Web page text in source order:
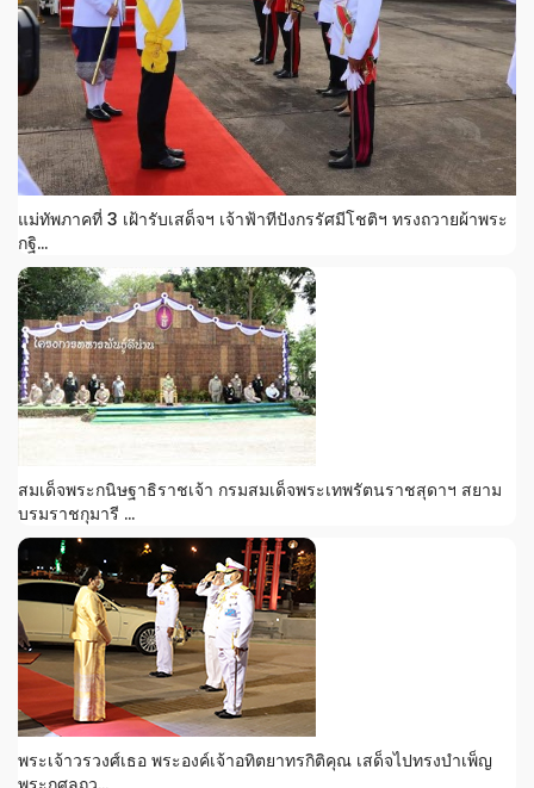
แม่ทัพภาคที่ 3 เฝ้ารับเสด็จฯ เจ้าฟ้าทีปังกรรัศมีโชติฯ ทรงถวายผ้าพระ
กฐิ...
สมเด็จพระกนิษฐาธิราชเจ้า กรมสมเด็จพระเทพรัตนราชสุดาฯ สยาม
บรมราชกุมารี ...
พระเจ้าวรวงศ์เธอ พระองค์เจ้าอทิตยาทรกิติคุณ เสด็จไปทรงบำเพ็ญ